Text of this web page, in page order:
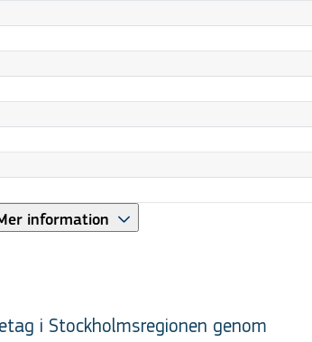
information
i Stockholmsregionen genom